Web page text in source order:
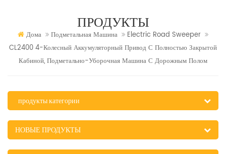
ПРОДУКТЫ
Дома Подметальная Машина
Electric Road Sweeper
CL2400 4-Колесный Аккумуляторный Привод С Полностью Закрытой
Кабиной, Подметально-Уборочная Машина С Дорожным Полом
продукты категории
НОВЫЕ ПРОДУКТЫ